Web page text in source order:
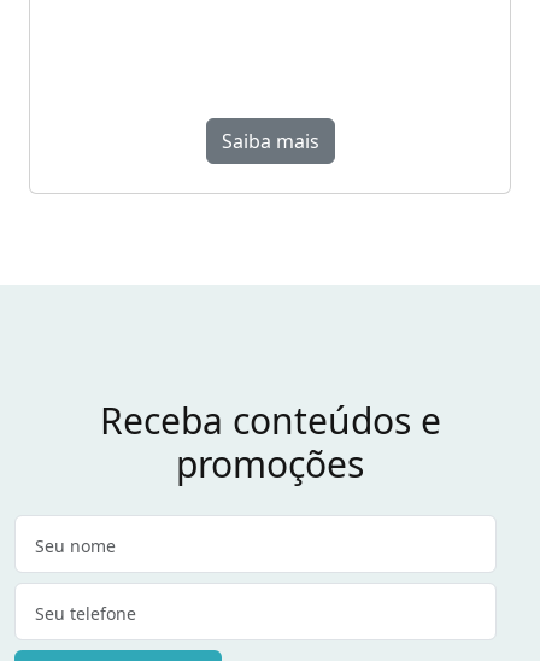
Saiba mais
Receba conteúdos e
promoções